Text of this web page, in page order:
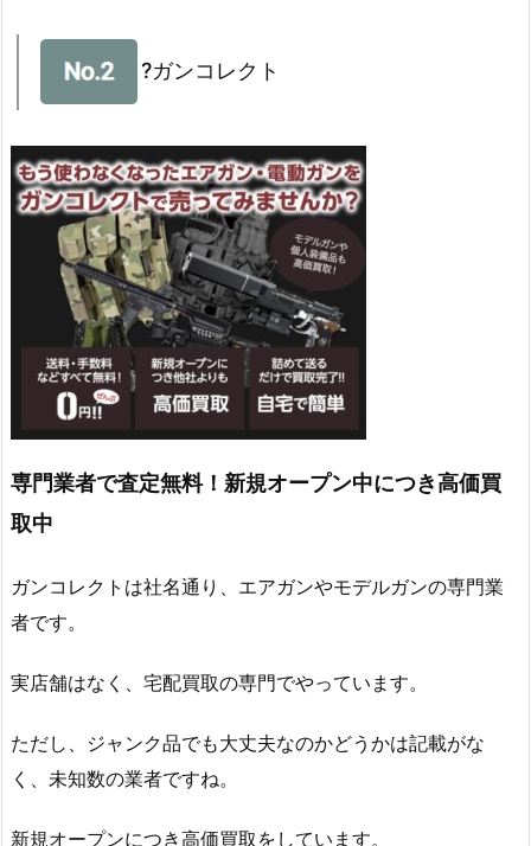
?ガンコレクト
専門業者で査定無料！新規オープン中につき高価買
取中
ガンコレクトは社名通り、エアガンやモデルガンの専門業
者です。
実店舗はなく、宅配買取の専門でやっています。
ただし、ジャンク品でも大丈夫なのかどうかは記載がな
く、未知数の業者ですね。
新規オープンにつき高価買取をしています。